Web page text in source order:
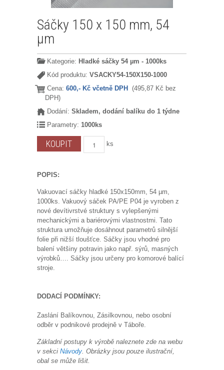
Sáčky 150 x 150 mm, 54
µm
Kategorie: Hladké sáčky 54 µm - 1000ks
Kód produktu: VSACKY54-150X150-1000
Cena: 600,- Kč včetně DPH
(495,87 Kč bez
DPH)
Dodání: Skladem, dodání balíku do 1 týdne
Parametry: 1000ks
ks
POPIS:
Vakuovací sáčky hladké 150x150mm, 54 µm,
1000ks. Vakuový sáček PA/PE P04 je vyroben z
nové devítivrstvé struktury s vylepšenými
mechanickými a bariérovými vlastnostmi. Tato
struktura umožňuje dosáhnout parametrů silnější
folie při nižší tloušťce. Sáčky jsou vhodné pro
balení většiny potravin jako např. sýrů, masných
výrobků…. Sáčky jsou určeny pro komorové balící
stroje.
DODACÍ PODMÍNKY:
Zaslání Balíkovnou, Zásilkovnou, nebo osobní
odběr v podnikové prodejně v Táboře.
Základní postupy k výrobě naleznete zde na webu
v sekci Návody. Obrázky jsou pouze ilustrační,
obal se může lišit.